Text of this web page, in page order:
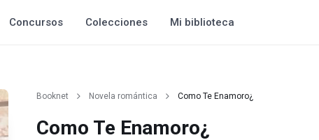
Concursos Colecciones Mi biblioteca
Booknet Novela romántica Como Te Enamoro¿
Como Te Enamoro¿